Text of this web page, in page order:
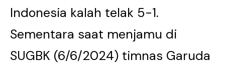
Indonesia kalah telak 5-1.
Sementara saat menjamu di
SUGBK (6/6/2024) timnas Garuda